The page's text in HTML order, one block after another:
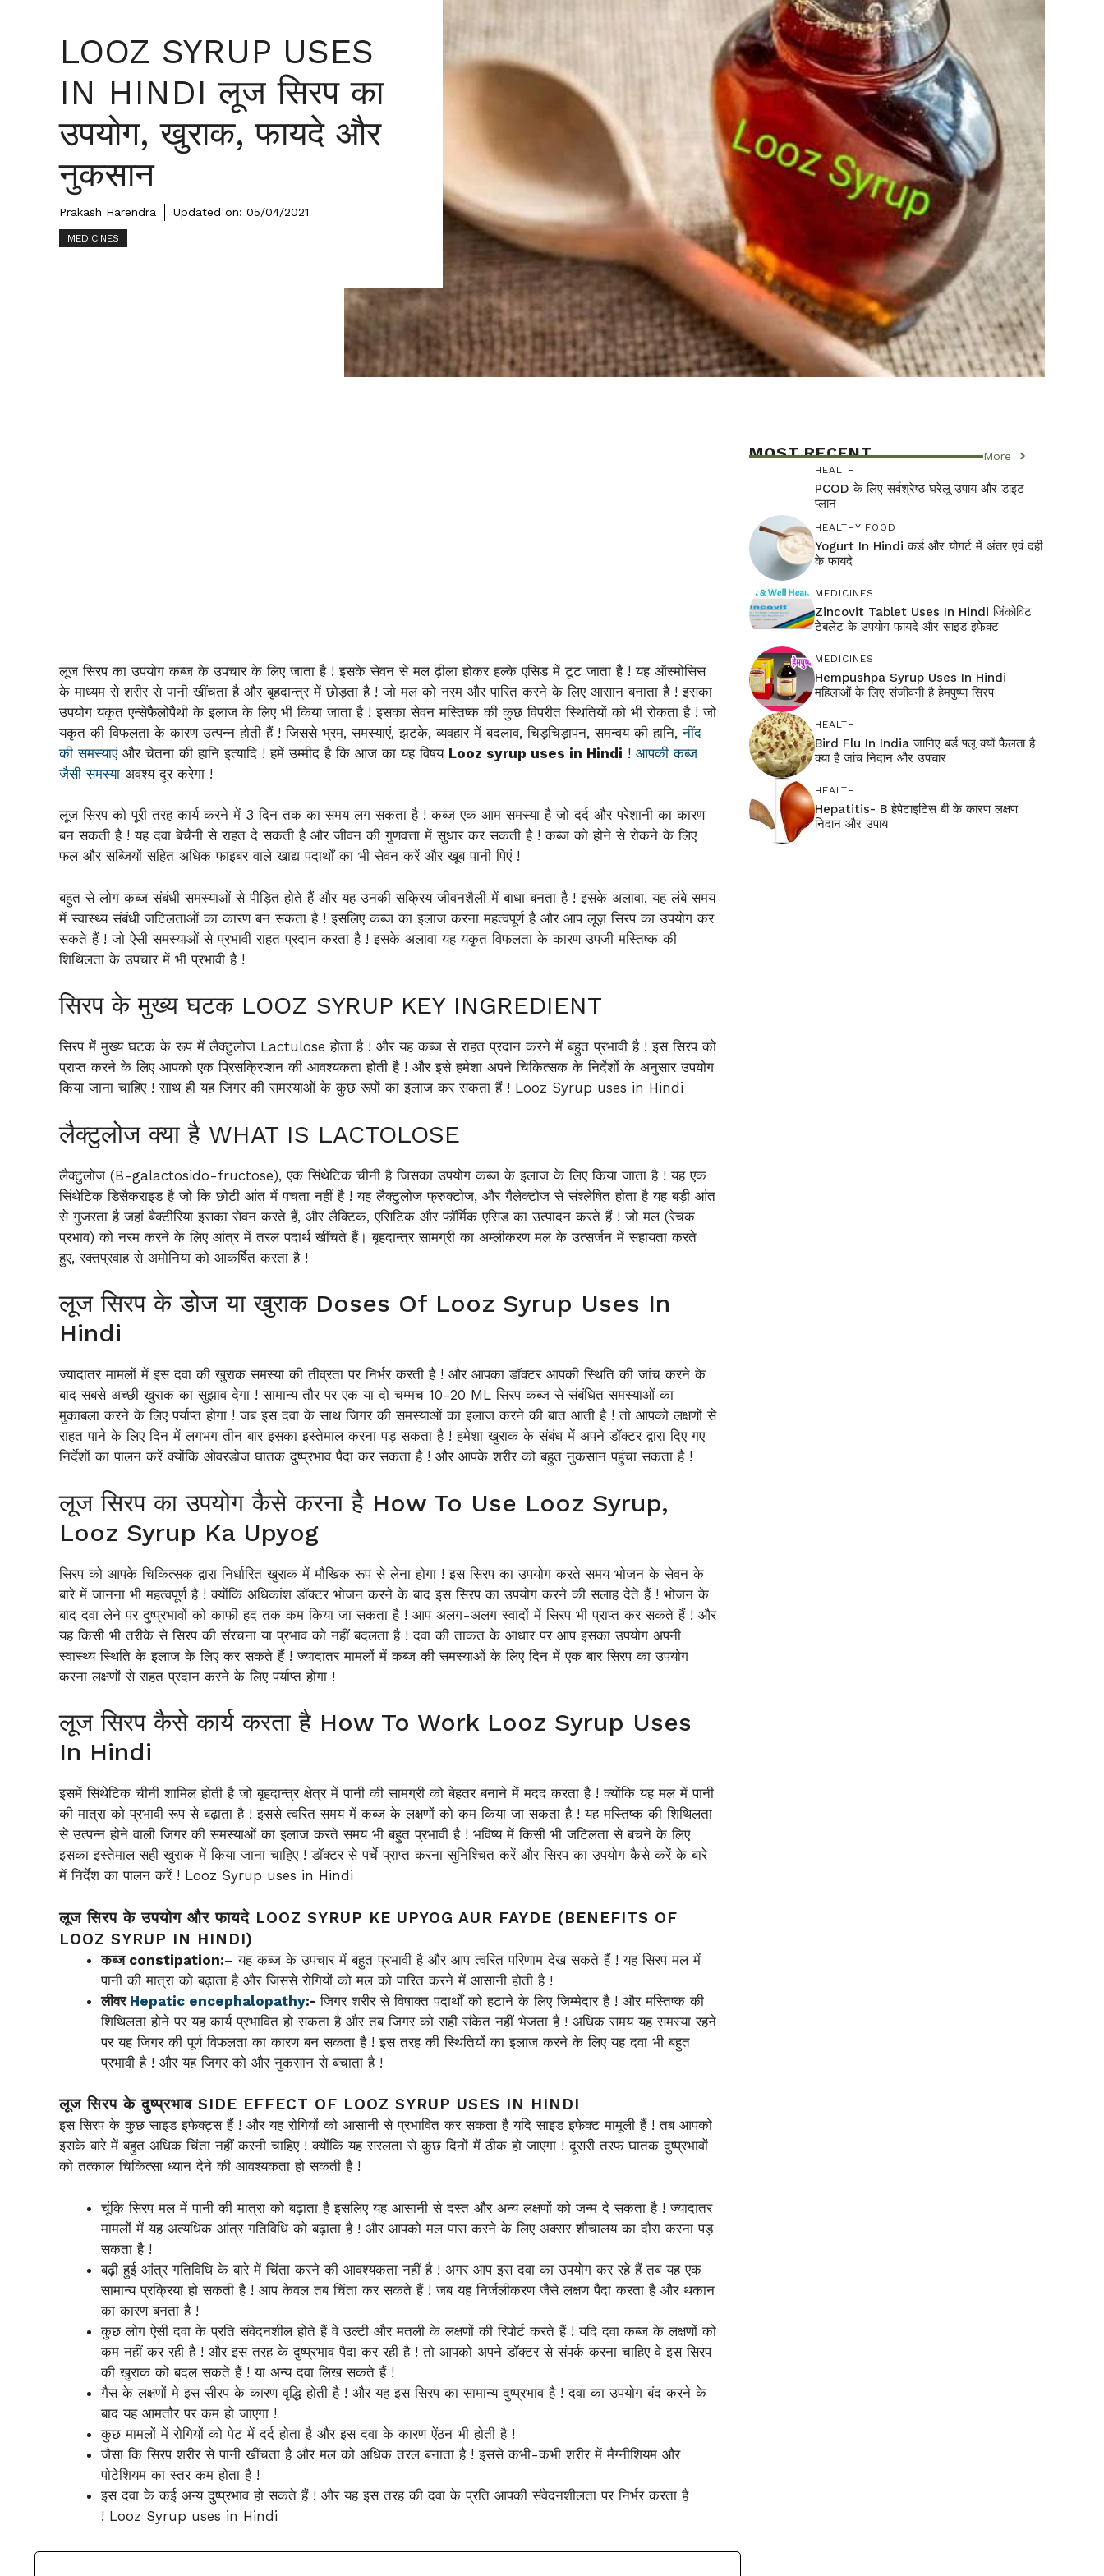
LOOZ SYRUP USES
IN HINDI लूज सिरप का
उपयोग, खुराक, फायदे और
नुकसान
Prakash Harendra Updated on: 05/04/2021
MEDICINES
लूज सिरप का उपयोग कब्ज के उपचार के लिए जाता है ! इसके सेवन से मल ढ़ीला होकर हल्के एसिड में टूट जाता है ! यह ऑस्मोसिस
के माध्यम से शरीर से पानी खींचता है और बृहदान्त्र में छोड़ता है ! जो मल को नरम और पारित करने के लिए आसान बनाता है ! इसका
उपयोग यकृत एन्सेफैलोपैथी के इलाज के लिए भी किया जाता है ! इसका सेवन मस्तिष्क की कुछ विपरीत स्थितियों को भी रोकता है ! जो
यकृत की विफलता के कारण उत्पन्न होती हैं ! जिससे भ्रम, समस्याएं, झटके, व्यवहार में बदलाव, चिड़चिड़ापन, समन्वय की हानि,नींद
की समस्याएंऔर चेतना की हानि इत्यादि ! हमें उम्मीद है कि आज का यह विषय Looz syrup uses in Hindi ! आपकी कब्ज
जैसी समस्या अवश्य दूर करेगा !
लूज सिरप को पूरी तरह कार्य करने में 3 दिन तक का समय लग सकता है ! कब्ज एक आम समस्या है जो दर्द और परेशानी का कारण
बन सकती है ! यह दवा बेचैनी से राहत दे सकती है और जीवन की गुणवत्ता में सुधार कर सकती है ! कब्ज को होने से रोकने के लिए
फल और सब्जियों सहित अधिक फाइबर वाले खाद्य पदार्थों का भी सेवन करें और खूब पानी पिएं !
बहुत से लोग कब्ज संबंधी समस्याओं से पीड़ित होते हैं और यह उनकी सक्रिय जीवनशैली में बाधा बनता है ! इसके अलावा, यह लंबे समय
में स्वास्थ्य संबंधी जटिलताओं का कारण बन सकता है ! इसलिए कब्ज का इलाज करना महत्वपूर्ण है और आप लूज़ सिरप का उपयोग कर
सकते हैं ! जो ऐसी समस्याओं से प्रभावी राहत प्रदान करता है ! इसके अलावा यह यकृत विफलता के कारण उपजी मस्तिष्क की
शिथिलता के उपचार में भी प्रभावी है !
सिरप के मुख्य घटक LOOZ SYRUP KEY INGREDIENT
सिरप में मुख्य घटक के रूप में लैक्टुलोज Lactulose होता है ! और यह कब्ज से राहत प्रदान करने में बहुत प्रभावी है ! इस सिरप को
प्राप्त करने के लिए आपको एक प्रिसक्रिप्शन की आवश्यकता होती है ! और इसे हमेशा अपने चिकित्सक के निर्देशों के अनुसार उपयोग
किया जाना चाहिए ! साथ ही यह जिगर की समस्याओं के कुछ रूपों का इलाज कर सकता हैं ! Looz Syrup uses in Hindi
लैक्टुलोज क्या है WHAT IS LACTOLOSE
लैक्टुलोज (B-galactosido-fructose), एक सिंथेटिक चीनी है जिसका उपयोग कब्ज के इलाज के लिए किया जाता है ! यह एक
सिंथेटिक डिसैकराइड है जो कि छोटी आंत में पचता नहीं है ! यह लैक्टुलोज फ्रुक्टोज, और गैलेक्टोज से संश्लेषित होता है यह बड़ी आंत
से गुजरता है जहां बैक्टीरिया इसका सेवन करते हैं, और लैक्टिक, एसिटिक और फॉर्मिक एसिड का उत्पादन करते हैं ! जो मल (रेचक
प्रभाव) को नरम करने के लिए आंत्र में तरल पदार्थ खींचते हैं। बृहदान्त्र सामग्री का अम्लीकरण मल के उत्सर्जन में सहायता करते
हुए, रक्तप्रवाह से अमोनिया को आकर्षित करता है !
लूज सिरप के डोज या खुराक Doses Of Looz Syrup Uses In
Hindi
ज्यादातर मामलों में इस दवा की खुराक समस्या की तीव्रता पर निर्भर करती है ! और आपका डॉक्टर आपकी स्थिति की जांच करने के
बाद सबसे अच्छी खुराक का सुझाव देगा ! सामान्य तौर पर एक या दो चम्मच 10-20 ML सिरप कब्ज से संबंधित समस्याओं का
मुकाबला करने के लिए पर्याप्त होगा ! जब इस दवा के साथ जिगर की समस्याओं का इलाज करने की बात आती है ! तो आपको लक्षणों से
राहत पाने के लिए दिन में लगभग तीन बार इसका इस्तेमाल करना पड़ सकता है ! हमेशा खुराक के संबंध में अपने डॉक्टर द्वारा दिए गए
निर्देशों का पालन करें क्योंकि ओवरडोज घातक दुष्प्रभाव पैदा कर सकता है ! और आपके शरीर को बहुत नुकसान पहुंचा सकता है !
लूज सिरप का उपयोग कैसे करना है How To Use Looz Syrup,
Looz Syrup Ka Upyog
सिरप को आपके चिकित्सक द्वारा निर्धारित खुराक में मौखिक रूप से लेना होगा ! इस सिरप का उपयोग करते समय भोजन के सेवन के
बारे में जानना भी महत्वपूर्ण है ! क्योंकि अधिकांश डॉक्टर भोजन करने के बाद इस सिरप का उपयोग करने की सलाह देते हैं ! भोजन के
बाद दवा लेने पर दुष्प्रभावों को काफी हद तक कम किया जा सकता है ! आप अलग-अलग स्वादों में सिरप भी प्राप्त कर सकते हैं ! और
यह किसी भी तरीके से सिरप की संरचना या प्रभाव को नहीं बदलता है ! दवा की ताकत के आधार पर आप इसका उपयोग अपनी
स्वास्थ्य स्थिति के इलाज के लिए कर सकते हैं ! ज्यादातर मामलों में कब्ज की समस्याओं के लिए दिन में एक बार सिरप का उपयोग
करना लक्षणों से राहत प्रदान करने के लिए पर्याप्त होगा !
लूज सिरप कैसे कार्य करता है How To Work Looz Syrup Uses
In Hindi
इसमें सिंथेटिक चीनी शामिल होती है जो बृहदान्त्र क्षेत्र में पानी की सामग्री को बेहतर बनाने में मदद करता है ! क्योंकि यह मल में पानी
की मात्रा को प्रभावी रूप से बढ़ाता है ! इससे त्वरित समय में कब्ज के लक्षणों को कम किया जा सकता है ! यह मस्तिष्क की शिथिलता
से उत्पन्न होने वाली जिगर की समस्याओं का इलाज करते समय भी बहुत प्रभावी है ! भविष्य में किसी भी जटिलता से बचने के लिए
इसका इस्तेमाल सही खुराक में किया जाना चाहिए ! डॉक्टर से पर्चे प्राप्त करना सुनिश्चित करें और सिरप का उपयोग कैसे करें के बारे
में निर्देश का पालन करें ! Looz Syrup uses in Hindi
लूज सिरप के उपयोग और फायदे LOOZ SYRUP KE UPYOG AUR FAYDE (BENEFITS OF
LOOZ SYRUP IN HINDI)
कब्ज constipation:– यह कब्ज के उपचार में बहुत प्रभावी है और आप त्वरित परिणाम देख सकते हैं ! यह सिरप मल में
पानी की मात्रा को बढ़ाता है और जिससे रोगियों को मल को पारित करने में आसानी होती है !
लीवर Hepatic encephalopathy:-जिगर शरीर से विषाक्त पदार्थों को हटाने के लिए जिम्मेदार है ! और मस्तिष्क की
शिथिलता होने पर यह कार्य प्रभावित हो सकता है और तब जिगर को सही संकेत नहीं भेजता है ! अधिक समय यह समस्या रहने
पर यह जिगर की पूर्ण विफलता का कारण बन सकता है ! इस तरह की स्थितियों का इलाज करने के लिए यह दवा भी बहुत
प्रभावी है ! और यह जिगर को और नुकसान से बचाता है !
लूज सिरप के दुष्प्रभाव SIDE EFFECT OF LOOZ SYRUP USES IN HINDI
इस सिरप के कुछ साइड इफेक्ट्स हैं ! और यह रोगियों को आसानी से प्रभावित कर सकता है यदि साइड इफेक्ट मामूली हैं ! तब आपको
इसके बारे में बहुत अधिक चिंता नहीं करनी चाहिए ! क्योंकि यह सरलता से कुछ दिनों में ठीक हो जाएगा ! दूसरी तरफ घातक दुष्प्रभावों
को तत्काल चिकित्सा ध्यान देने की आवश्यकता हो सकती है !
चूंकि सिरप मल में पानी की मात्रा को बढ़ाता है इसलिए यह आसानी से दस्त और अन्य लक्षणों को जन्म दे सकता है ! ज्यादातर
मामलों में यह अत्यधिक आंत्र गतिविधि को बढ़ाता है ! और आपको मल पास करने के लिए अक्सर शौचालय का दौरा करना पड़
सकता है !
बढ़ी हुई आंत्र गतिविधि के बारे में चिंता करने की आवश्यकता नहीं है ! अगर आप इस दवा का उपयोग कर रहे हैं तब यह एक
सामान्य प्रक्रिया हो सकती है ! आप केवल तब चिंता कर सकते हैं ! जब यह निर्जलीकरण जैसे लक्षण पैदा करता है और थकान
का कारण बनता है !
कुछ लोग ऐसी दवा के प्रति संवेदनशील होते हैं वे उल्टी और मतली के लक्षणों की रिपोर्ट करते हैं ! यदि दवा कब्ज के लक्षणों को
कम नहीं कर रही है ! और इस तरह के दुष्प्रभाव पैदा कर रही है ! तो आपको अपने डॉक्टर से संपर्क करना चाहिए वे इस सिरप
की खुराक को बदल सकते हैं ! या अन्य दवा लिख ​​सकते हैं !
गैस के लक्षणों मे इस सीरप के कारण वृद्धि होती है ! और यह इस सिरप का सामान्य दुष्प्रभाव है ! दवा का उपयोग बंद करने के
बाद यह आमतौर पर कम हो जाएगा !
कुछ मामलों में रोगियों को पेट में दर्द होता है और इस दवा के कारण ऐंठन भी होती है !
जैसा कि सिरप शरीर से पानी खींचता है और मल को अधिक तरल बनाता है ! इससे कभी-कभी शरीर में मैग्नीशियम और
पोटेशियम का स्तर कम होता है !
इस दवा के कई अन्य दुष्प्रभाव हो सकते हैं ! और यह इस तरह की दवा के प्रति आपकी संवेदनशीलता पर निर्भर करता है
! Looz Syrup uses in Hindi
MOST RECENT More
HEALTH
PCOD के लिए सर्वश्रेष्ठ घरेलू उपाय और डाइट
प्लान
HEALTHY FOOD
Yogurt In Hindi कर्ड और योगर्ट में अंतर एवं दही
के फायदे
MEDICINES
Zincovit Tablet Uses In Hindi जिंकोविट
टेबलेट के उपयोग फायदे और साइड इफेक्ट
MEDICINES
Hempushpa Syrup Uses In Hindi
महिलाओं के लिए संजीवनी है हेमपुष्पा सिरप
HEALTH
Bird Flu In India जानिए बर्ड फ्लू क्यों फैलता है
क्या है जांच निदान और उपचार
HEALTH
Hepatitis- B हेपेटाइटिस बी के कारण लक्षण
निदान और उपाय